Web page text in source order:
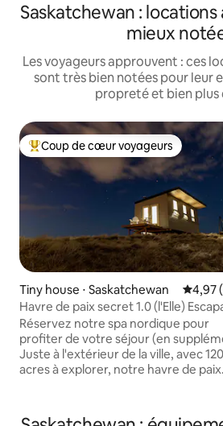
Saskatchewan : locations
mieux
Les voyageurs approuvent : ces
sont très bien notées pour leur
propreté et bien plus
Coups de cœur voyageurs les plus
Coup de cœur voyageurs
Tiny house ⋅ Saskatchewan
4,97
Havre de paix secret 1.0 (l'Elle)
estivale
Réservez notre spa nordique pour
profiter de votre séjour (en
Juste à l'extérieur de la ville, avec 120
acres à explorer, notre havre de paix
de votre salle de bain privée dans